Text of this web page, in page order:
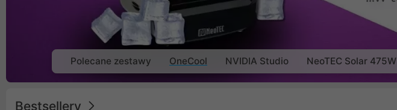
Polecane zestawy OneCool NVIDIA Studio NeoTEC Solar 475W
Bestsellery